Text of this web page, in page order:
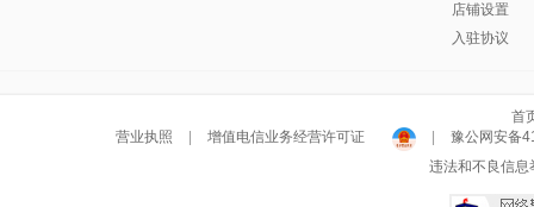
店铺设置
入驻协议
首
营业执照
增值电信业务经营许可证
豫公网安备
违法和不良信